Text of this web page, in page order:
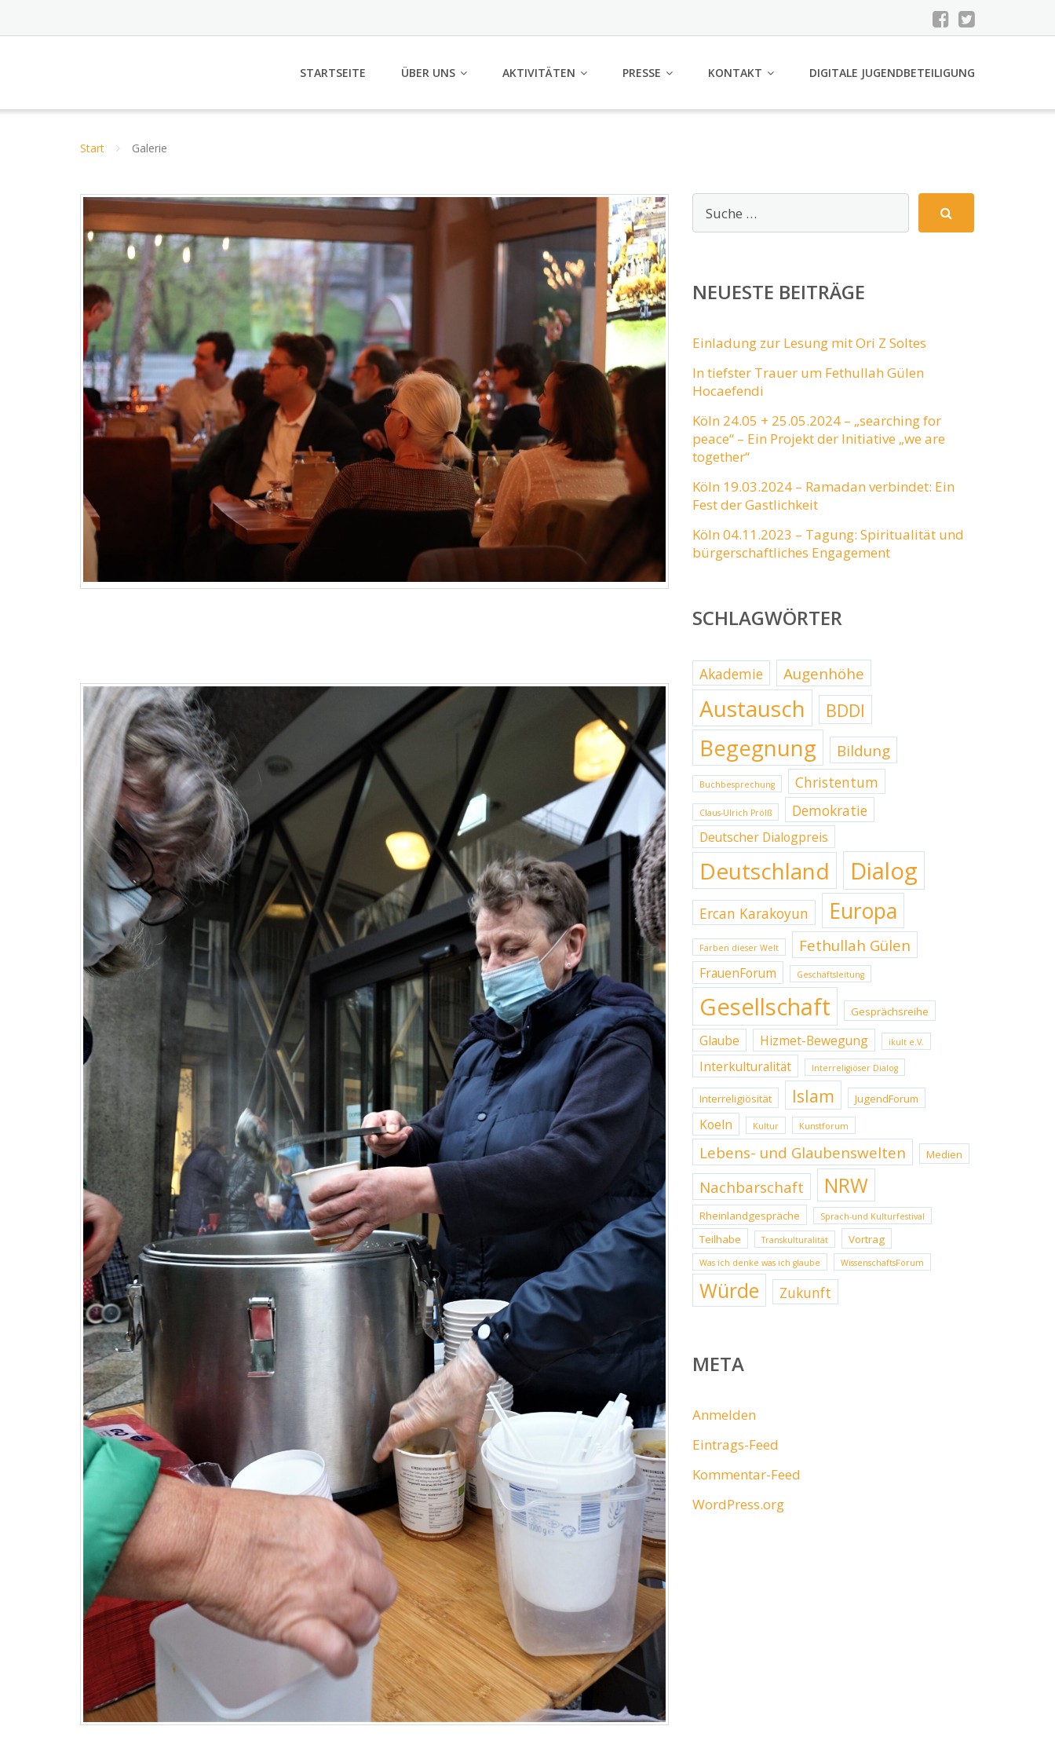
STARTSEITE ÜBER UNS AKTIVITÄTEN PRESSE KONTAKT DIGITALE JUGENDBETEILIGUNG
Start Galerie
NEUESTE BEITRÄGE
Einladung zur Lesung mit Ori Z Soltes
In tiefster Trauer um Fethullah Gülen
Hocaefendi
Köln 24.05 + 25.05.2024 – „searching for
peace“ – Ein Projekt der Initiative „we are
together“
Köln 19.03.2024 – Ramadan verbindet: Ein
Fest der Gastlichkeit
Köln 04.11.2023 – Tagung: Spiritualität und
bürgerschaftliches Engagement
SCHLAGWÖRTER
Akademie Augenhöhe
Austausch BDDI
Begegnung Bildung
Buchbesprechung Christentum
Claus-Ulrich Prölß Demokratie
Deutscher Dialogpreis
Deutschland Dialog
Ercan Karakoyun Europa
Farben dieser Welt Fethullah Gülen
FrauenForum Geschäftsleitung
Gesellschaft Gesprächsreihe
Glaube Hizmet-Bewegung ikult e.V.
Interkulturalität Interreligiöser Dialog
Interreligiösität Islam JugendForum
Koeln Kultur Kunstforum
Lebens- und Glaubenswelten Medien
Nachbarschaft NRW
Rheinlandgespräche Sprach-und Kulturfestival
Teilhabe Transkulturalität Vortrag
Was ich denke was ich glaube WissenschaftsForum
Würde Zukunft
META
Anmelden
Eintrags-Feed
Kommentar-Feed
WordPress.org